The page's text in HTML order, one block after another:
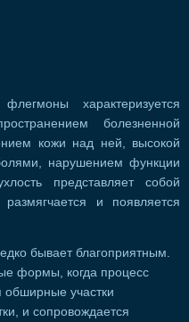
характеризуется
болезненной
кожи над ней, высокой
нарушением функции
представляет собой
и появляется
бывает благоприятным.
формы, когда процесс
обширные участки
и сопровождается